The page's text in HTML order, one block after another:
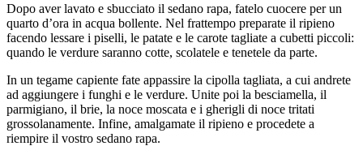
Dopo aver lavato e sbucciato il sedano rapa, fatelo cuocere per un
quarto d’ora in acqua bollente. Nel frattempo preparate il ripieno
facendo lessare i piselli, le patate e le carote tagliate a cubetti piccoli:
quando le verdure saranno cotte, scolatele e tenetele da parte.
In un tegame capiente fate appassire la cipolla tagliata, a cui andrete
ad aggiungere i funghi e le verdure. Unite poi la besciamella, il
parmigiano, il brie, la noce moscata e i gherigli di noce tritati
grossolanamente. Infine, amalgamate il ripieno e procedete a
riempire il vostro sedano rapa.